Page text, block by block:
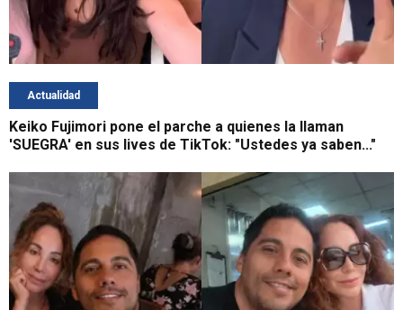
Actualidad
Keiko Fujimori pone el parche a quienes la llaman
'SUEGRA' en sus lives de TikTok: "Ustedes ya saben..."